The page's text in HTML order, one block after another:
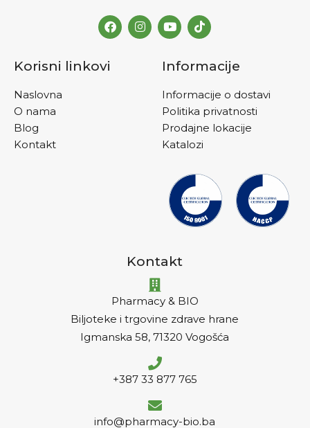
Korisni linkovi
Naslovna
O nama
Blog
Kontakt
Informacije
Informacije o dostavi
Politika privatnosti
Prodajne lokacije
Katalozi
Kontakt
Pharmacy & BIO
Biljoteke i trgovine zdrave hrane
Igmanska 58, 71320 Vogošća
+387 33 877 765
info@pharmacy-bio.ba